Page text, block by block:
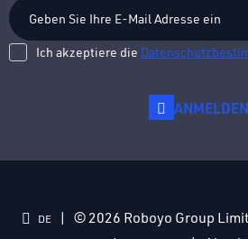
Ich akzeptiere die
ANMELDEN
DE © 2026 Roboyo Group